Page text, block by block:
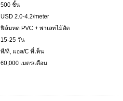
500 ชิ้น
USD 2.0-4.2/meter
ฟิล์มหด PVC + พาเลทไม้อัด
15-25 วัน
ที/ที, แอล/C ที่เห็น
60,000 เมตร/เดือน